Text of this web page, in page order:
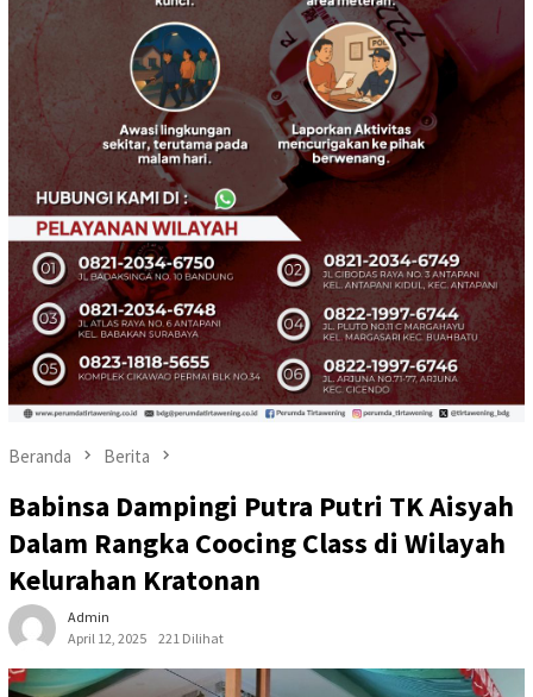
Beranda Berita
Babinsa Dampingi Putra Putri TK Aisyah
Dalam Rangka Coocing Class di Wilayah
Kelurahan Kratonan
Admin
April 12, 2025
221 Dilihat